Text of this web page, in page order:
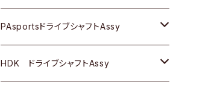
スバル
ＢＥＮＺ
スバル
三菱
スバル
マツダ
三菱
ダイハツ
マツダ
ダイハツ
マツダ
スズキ
日産
ＢＥＮＺ
ＢＭＷ
ＢＥＮＺ
ＢＭＷ
PAsportsドライブシャフトAssy
トヨタ
HDK ドライブシャフトAssy